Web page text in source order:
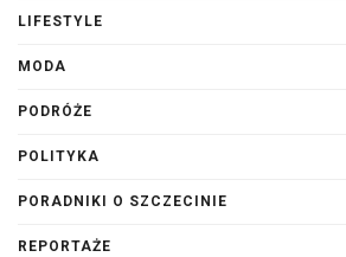
LIFESTYLE
MODA
PODRÓŻE
POLITYKA
PORADNIKI O SZCZECINIE
REPORTAŻE